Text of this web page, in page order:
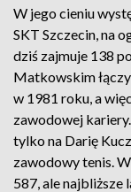
W jego cieniu
SKT Szczecin, na
dziś zajmuje 138
Matkowskim
w 1981 roku, a
zawodowej
tylko na Darię
zawodowy tenis.
587, ale najbliższe